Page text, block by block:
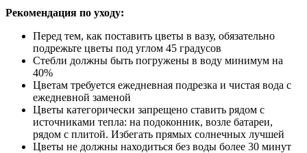
Рекомендация по уходу:
Перед тем, как поставить цветы в вазу, обязательно
подрежьте цветы под углом 45 градусов
Стебли должны быть погружены в воду минимум на
40%
Цветам требуется ежедневная подрезка и чистая вода с
ежедневной заменой
Цветы категорически запрещено ставить рядом с
источниками тепла: на подоконник, возле батареи,
рядом с плитой. Избегать прямых солнечных лучшей
Цветы не должны находиться без воды более 30 минут